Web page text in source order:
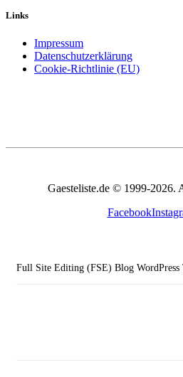
Links
Impressum
Datenschutzerklärung
Cookie-Richtlinie (EU)
Gaesteliste.de © 1999-2026.
Facebook
Full Site Editing (FSE) Blog WordPress